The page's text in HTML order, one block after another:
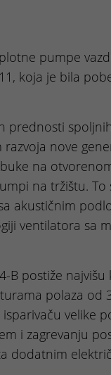
pumpe
11, koja je bila
prednosti
nove
na
na tržištu. To
akustičnim
ventilatora sa
B postiže najvišu
polaza od
velike
i zagrevanju
dodatnim